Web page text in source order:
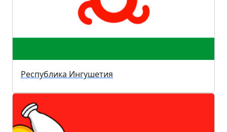
Республика Ингушетия